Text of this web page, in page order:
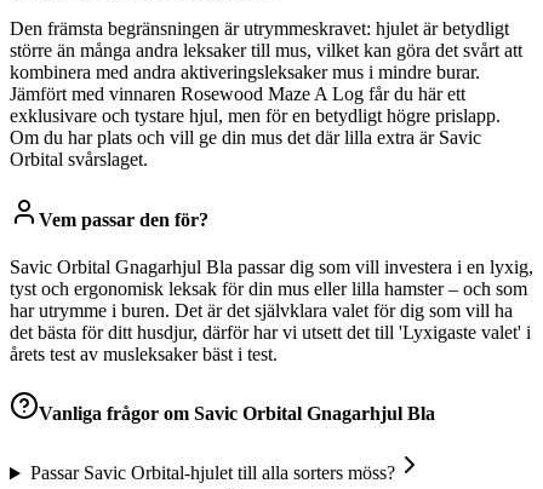
Den främsta begränsningen är utrymmeskravet: hjulet är betydligt
större än många andra leksaker till mus, vilket kan göra det svårt att
kombinera med andra aktiveringsleksaker mus i mindre burar.
Jämfört med vinnaren Rosewood Maze A Log får du här ett
exklusivare och tystare hjul, men för en betydligt högre prislapp.
Om du har plats och vill ge din mus det där lilla extra är Savic
Orbital svårslaget.
Vem passar den för?
Savic Orbital Gnagarhjul Bla passar dig som vill investera i en lyxig,
tyst och ergonomisk leksak för din mus eller lilla hamster – och som
har utrymme i buren. Det är det självklara valet för dig som vill ha
det bästa för ditt husdjur, därför har vi utsett det till 'Lyxigaste valet' i
årets test av musleksaker bäst i test.
Vanliga frågor om Savic Orbital Gnagarhjul Bla
Passar Savic Orbital-hjulet till alla sorters möss?